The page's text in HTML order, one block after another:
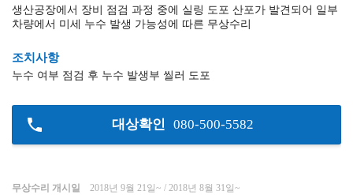
생산공장에서 장비 점검 과정 중에 실링 도포 산포가 발견되어 일부
차량에서 미세 누수 발생 가능성에 따른 무상수리
조치사항
누수 여부 점검 후 누수 발생부 씰러 도포
대상확인 080-500-5582
무상수리 개시일
2018년 9월 21일~ / 2018년 8월 31일~